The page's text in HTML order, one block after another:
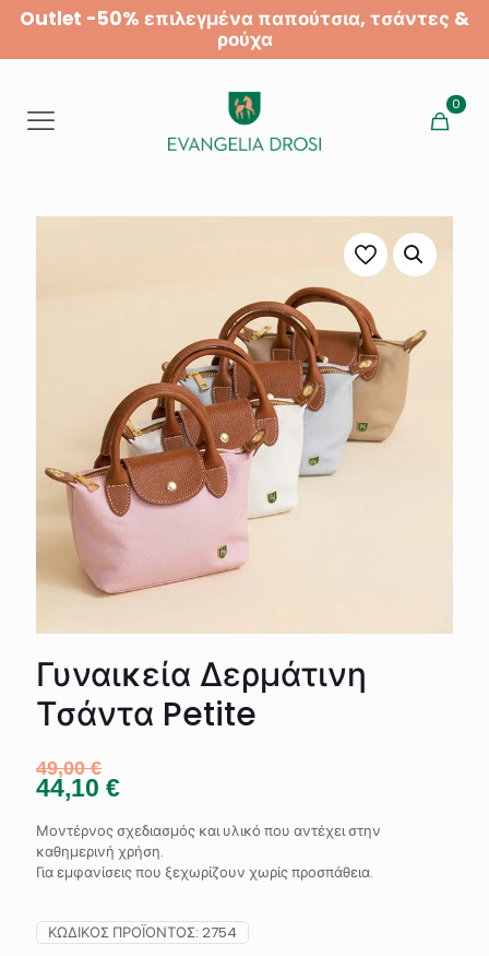
Outlet -50% επιλεγμένα παπούτσια, τσάντες &
ρούχα
0
Γυναικεία Δερμάτινη
Τσάντα Petite
49,00€
44,10 €
Μοντέρνος σχεδιασμός και υλικό που αντέχει στην
καθημερινή χρήση.
Για εμφανίσεις που ξεχωρίζουν χωρίς προσπάθεια.
ΚΩΔΙΚΌΣ ΠΡΟΪΌΝΤΟΣ: 2754